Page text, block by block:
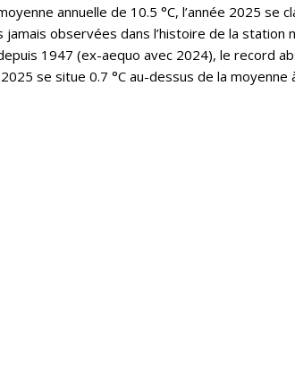
annuelle de 10.5 °C, l’année 2025 se
jamais observées dans l’histoire de la
1947 (ex-aequo avec 2024), le record
2025 se situe 0.7 °C au-dessus de la